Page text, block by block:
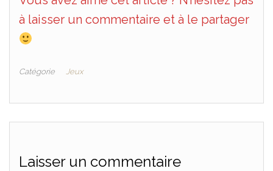
à laisser un commentaire et à le partager
Catégorie Jeux
Laisser un commentaire